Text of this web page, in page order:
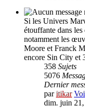
Si les Univers
étouffante dans
notamment les
Moore et Franck
encore Sin City et
358 Sujets
5076
Dernier
paritikar
dim. juin